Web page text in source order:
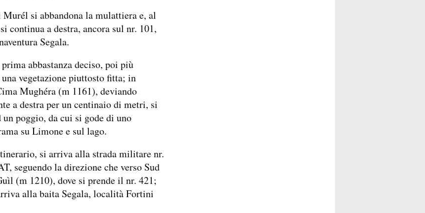
Murél si abbandona la mulattiera e, al
continua a destra, ancora sul nr. 101,
Segala.
abbastanza deciso, poi più
vegetazione piuttosto fitta; in
Mughéra (m 1161), deviando
a destra per un centinaio di metri, si
poggio, da cui si gode di uno
su Limone e sul lago.
si arriva alla strada militare nr.
seguendo la direzione che verso Sud
(m 1210), dove si prende il nr. 421;
alla baita Segala, località Fortini